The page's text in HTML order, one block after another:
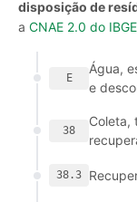
disposição de
a CNAE 2.0 do
E
Água,
e
38
Coleta,
38.3